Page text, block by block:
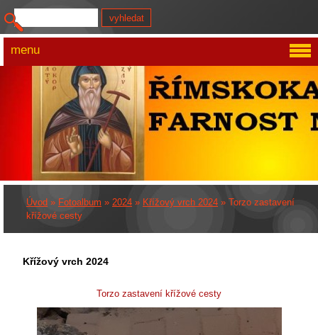
Úvod » Fotoalbum » 2024 » Křížový vrch 2024 » Torzo zastavení
křížové cesty
Křížový vrch 2024
Torzo zastavení křížové cesty
menu